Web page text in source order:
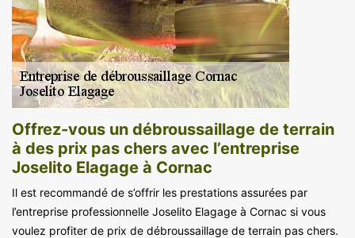
Offrez-vous un débroussaillage de terrain
à des prix pas chers avec l’entreprise
Joselito Elagage à Cornac
Il est recommandé de s’offrir les prestations assurées par
l’entreprise professionnelle Joselito Elagage à Cornac si vous
voulez profiter de prix de débroussaillage de terrain pas chers.